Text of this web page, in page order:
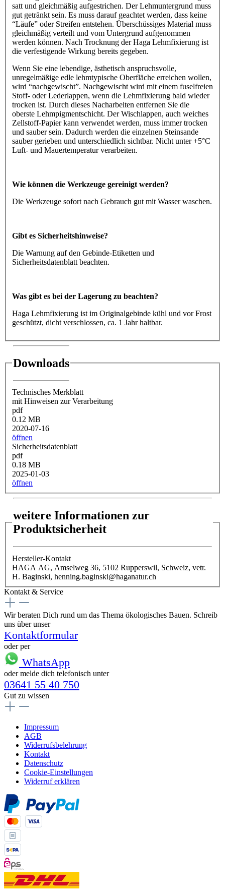
satt und gleichmäßig aufgestrichen. Der Lehmuntergrund muss
gut getränkt sein. Es muss darauf geachtet werden, dass keine
“Läufe” oder Streifen entstehen. Überschüssiges Material muss
gleichmäßig verteilt und vom Untergrund aufgenommen
werden können. Nach Trocknung der Haga Lehmfixierung ist
die verfestigende Wirkung bereits gegeben.
Wenn Sie eine lebendige, ästhetisch anspruchsvolle,
unregelmäßige edle lehmtypische Oberfläche erreichen wollen,
wird “nachgewischt”. Nachgewischt wird mit einem fuselfreien
Stoff- oder Lederlappen, wenn die Lehmfixierung bald wieder
trocken ist. Durch dieses Nacharbeiten entfernen Sie die
oberste Lehmpigmentschicht. Der Wischlappen, auch weiches
Zellstoff-Papier kann verwendet werden, muss immer trocken
und sauber sein. Dadurch werden die einzelnen Steinsande
sauber gerieben und unterschiedlich sichtbar. Nicht unter +5°C
Luft- und Mauertemperatur verarbeiten.
Wie können die Werkzeuge gereinigt werden?
Die Werkzeuge sofort nach Gebrauch gut mit Wasser waschen.
Gibt es Sicherheitshinweise?
Die Warnung auf den Gebinde-Etiketten und
Sicherheitsdatenblatt beachten.
Was gibt es bei der Lagerung zu beachten?
Haga Lehmfixierung ist im Originalgebinde kühl und vor Frost
geschützt, dicht verschlossen, ca. 1 Jahr haltbar.
Downloads
Technisches Merkblatt
mit Hinweisen zur Verarbeitung
pdf
0.12 MB
2020-07-16
öffnen
Sicherheitsdatenblatt
pdf
0.18 MB
2025-01-03
öffnen
weitere Informationen zur
Produktsicherheit
Hersteller-Kontakt
HAGA AG, Amselweg 36, 5102 Rupperswil, Schweiz, vetr.
H. Baginski, henning.baginski@haganatur.ch
Kontakt & Service
Wir beraten Dich rund um das Thema ökologisches Bauen. Schreib
uns über unser
Kontaktformular
oder per
WhatsApp
oder melde dich telefonisch unter
03641 55 40 750
Gut zu wissen
Impressum
AGB
Widerrufsbelehrung
Kontakt
Datenschutz
Cookie-Einstellungen
Widerruf erklären